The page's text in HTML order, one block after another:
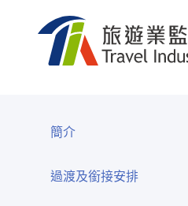
簡介
過渡及銜接安排